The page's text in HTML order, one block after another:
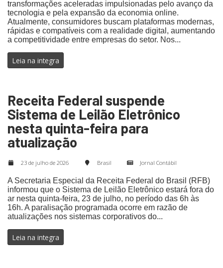
transformações aceleradas impulsionadas pelo avanço da
tecnologia e pela expansão da economia online.
Atualmente, consumidores buscam plataformas modernas,
rápidas e compatíveis com a realidade digital, aumentando
a competitividade entre empresas do setor. Nos...
Leia na integra
Receita Federal suspende
Sistema de Leilão Eletrônico
nesta quinta-feira para
atualização
23 de julho de 2026 Brasil Jornal Contábil
A Secretaria Especial da Receita Federal do Brasil (RFB)
informou que o Sistema de Leilão Eletrônico estará fora do
ar nesta quinta-feira, 23 de julho, no período das 6h às
16h. A paralisação programada ocorre em razão de
atualizações nos sistemas corporativos do...
Leia na integra